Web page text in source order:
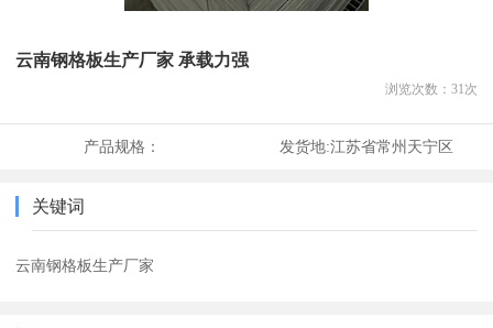
云南钢格板生产厂家 承载力强
浏览次数： 31次
产品规格： 发货地:江苏省常州天宁区
关键词
云南钢格板生产厂家